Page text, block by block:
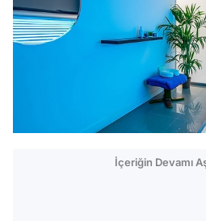
İçeriğin Devamı